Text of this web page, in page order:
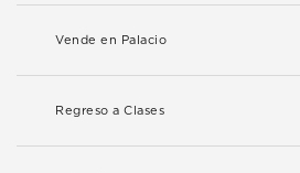
Vende en Palacio
Regreso a Clases